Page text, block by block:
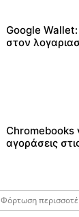
Google
στον
Chromebooks
αγοράσεις
Φόρτωση